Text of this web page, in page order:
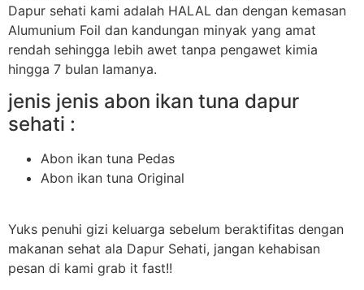
Dapur sehati kami adalah HALAL dan dengan kemasan
Alumunium Foil dan kandungan minyak yang amat
rendah sehingga lebih awet tanpa pengawet kimia
hingga 7 bulan lamanya.
jenis jenis abon ikan tuna dapur
sehati :
Abon ikan tuna Pedas
Abon ikan tuna Original
Yuks penuhi gizi keluarga sebelum beraktifitas dengan
makanan sehat ala Dapur Sehati, jangan kehabisan
pesan di kami grab it fast!!